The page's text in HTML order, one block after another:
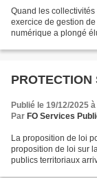
Quand les
exercice de gestion
numérique a plongé
Publié le 19/12/2025
Par FO Services
La proposition de loi
proposition de loi sur
publics territoriaux